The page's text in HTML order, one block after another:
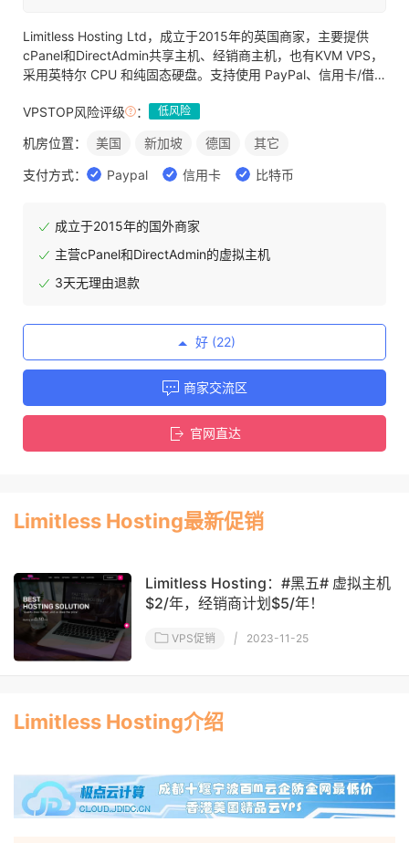
Limitless Hosting Ltd，成立于2015年的英国商家，主要提供
cPanel和DirectAdmin共享主机、经销商主机，也有KVM VPS，
采用英特尔 CPU 和纯固态硬盘。支持使用 PayPal、信用卡/借
VPSTOP风险评级
： 低风险
机房位置： 美国 新加坡 德国 其它
支付方式： Paypal 信用卡 比特币
成立于2015年的国外商家
主营cPanel和DirectAdmin的虚拟主机
3天无理由退款
好 (22)
商家交流区
官网直达
Limitless Hosting最新促销
Limitless Hosting：#黑五# 虚拟主机
$2/年，经销商计划$5/年！
VPS促销 | 2023-11-25
Limitless Hosting介绍